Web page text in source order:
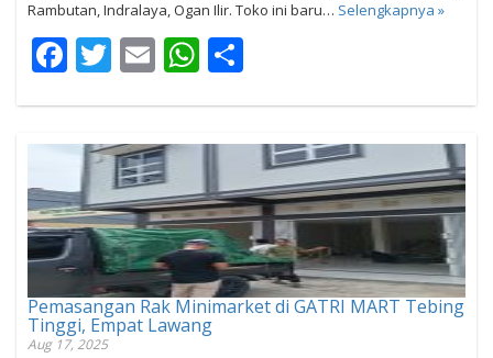
Rambutan, Indralaya, Ogan Ilir. Toko ini baru… Selengkapnya »
Facebook
Twitter
EmailWhatsApp
Pemasangan Rak Minimarket di GATRI MART Tebing
Tinggi, Empat Lawang
Aug 17, 2025